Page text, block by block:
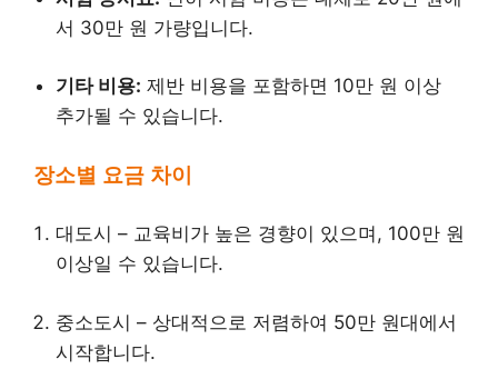
서 30만 원 가량입니다.
기타 비용: 제반 비용을 포함하면 10만 원 이상
추가될 수 있습니다.
장소별 요금 차이
대도시 – 교육비가 높은 경향이 있으며, 100만 원
이상일 수 있습니다.
중소도시 – 상대적으로 저렴하여 50만 원대에서
시작합니다.